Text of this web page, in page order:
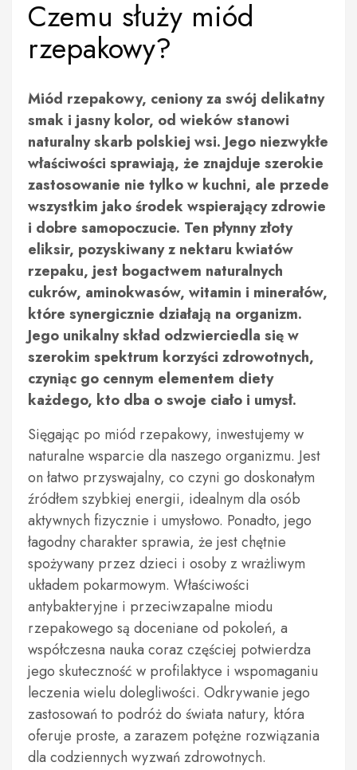
Czemu służy miód
rzepakowy?
Miód rzepakowy, ceniony za swój delikatny
smak i jasny kolor, od wieków stanowi
naturalny skarb polskiej wsi. Jego niezwykłe
właściwości sprawiają, że znajduje szerokie
zastosowanie nie tylko w kuchni, ale przede
wszystkim jako środek wspierający zdrowie
i dobre samopoczucie. Ten płynny złoty
eliksir, pozyskiwany z nektaru kwiatów
rzepaku, jest bogactwem naturalnych
cukrów, aminokwasów, witamin i minerałów,
które synergicznie działają na organizm.
Jego unikalny skład odzwierciedla się w
szerokim spektrum korzyści zdrowotnych,
czyniąc go cennym elementem diety
każdego, kto dba o swoje ciało i umysł.
Sięgając po miód rzepakowy, inwestujemy w
naturalne wsparcie dla naszego organizmu. Jest
on łatwo przyswajalny, co czyni go doskonałym
źródłem szybkiej energii, idealnym dla osób
aktywnych fizycznie i umysłowo. Ponadto, jego
łagodny charakter sprawia, że jest chętnie
spożywany przez dzieci i osoby z wrażliwym
układem pokarmowym. Właściwości
antybakteryjne i przeciwzapalne miodu
rzepakowego są doceniane od pokoleń, a
współczesna nauka coraz częściej potwierdza
jego skuteczność w profilaktyce i wspomaganiu
leczenia wielu dolegliwości. Odkrywanie jego
zastosowań to podróż do świata natury, która
oferuje proste, a zarazem potężne rozwiązania
dla codziennych wyzwań zdrowotnych.